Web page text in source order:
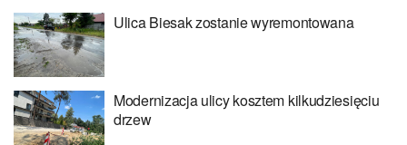
Ulica Biesak zostanie wyremontowana
Modernizacja ulicy kosztem kilkudziesięciu
drzew